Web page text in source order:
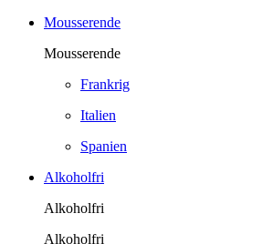
Mousserende
Mousserende
Frankrig
Italien
Spanien
Alkoholfri
Alkoholfri
Alkoholfri